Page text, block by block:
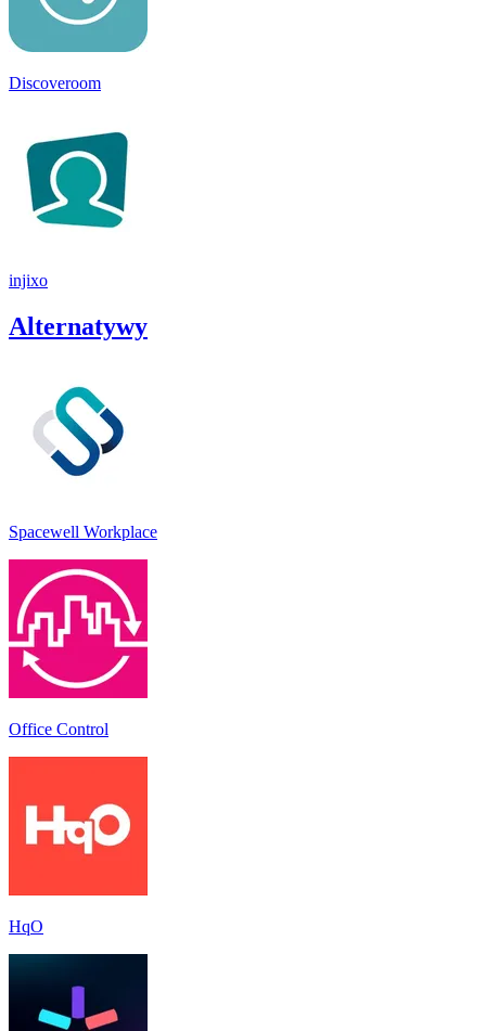
Discoveroom
injixo
Alternatywy
Spacewell Workplace
Office Control
HqO